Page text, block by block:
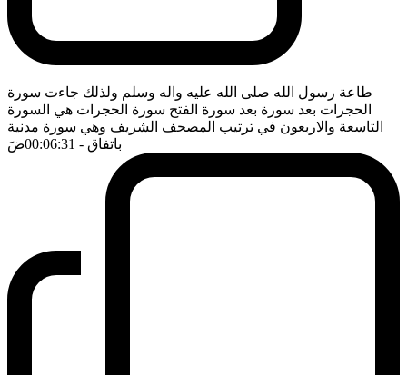
طاعة رسول الله صلى الله عليه واله وسلم ولذلك جاءت سورة
الحجرات بعد سورة بعد سورة الفتح سورة الحجرات هي السورة
التاسعة والاربعون في ترتيب المصحف الشريف وهي سورة مدنية
باتفاق - 00:06:31 ضَ